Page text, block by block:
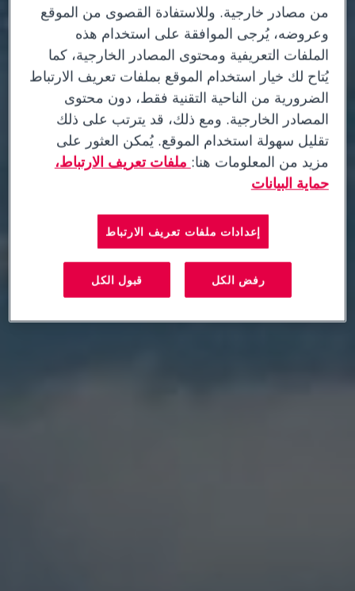
من مصادر خارجية. وللاستفادة القصوى من الموقع
وعروضه، يُرجى الموافقة على استخدام هذه
الملفات التعريفية ومحتوى المصادر الخارجية، كما
يُتاح لك خيار استخدام الموقع بملفات تعريف الارتباط
الضرورية من الناحية التقنية فقط، دون محتوى
المصادر الخارجية. ومع ذلك، قد يترتب على ذلك
تقليل سهولة استخدام الموقع. يُمكن العثور على
مزيد من المعلومات هنا: ملفات تعريف الارتباط،
حماية البيانات
إعدادات ملفات تعريف الارتباط
رفض الكل قبول الكل